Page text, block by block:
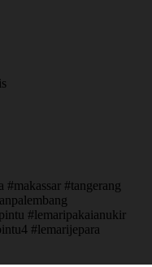
#makassar #tangerang
#lemaripakaianukir
#lemarijepara